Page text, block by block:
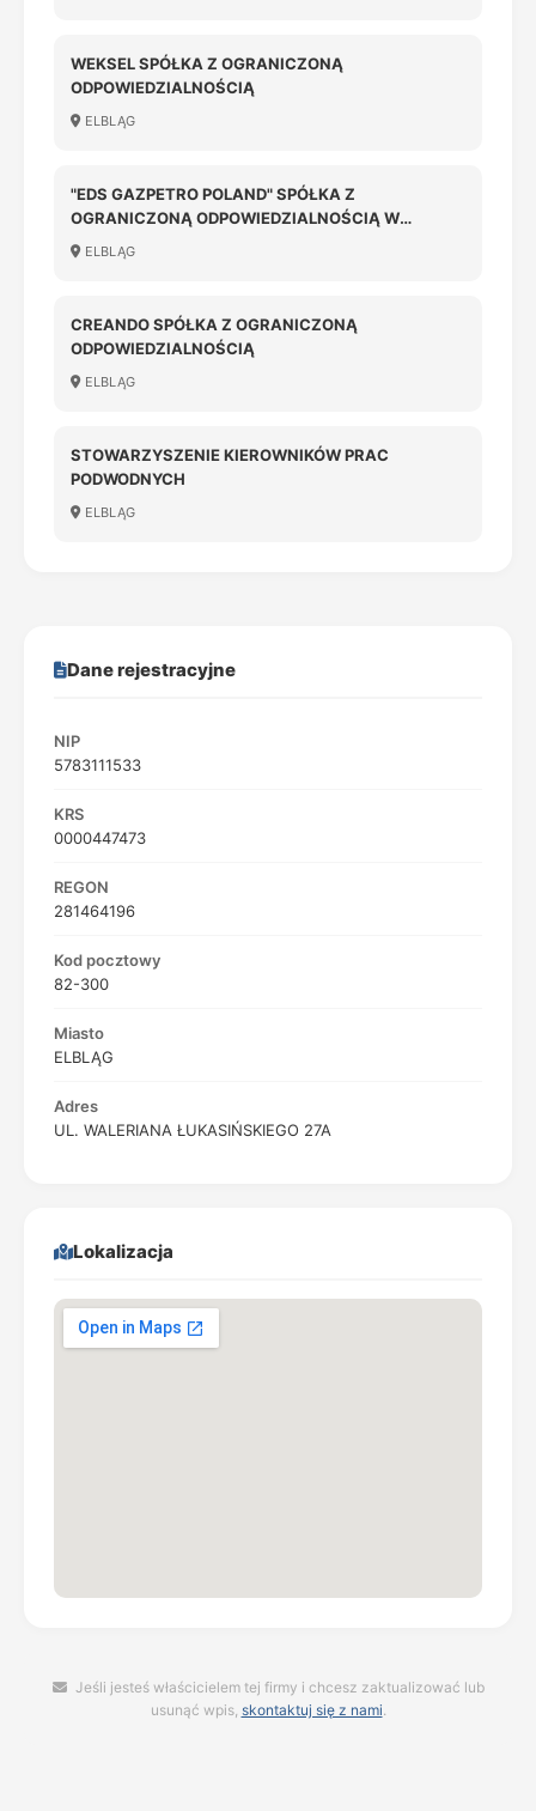
WEKSEL SPÓŁKA Z OGRANICZONĄ
ODPOWIEDZIALNOŚCIĄ
ELBLĄG
"EDS GAZPETRO POLAND" SPÓŁKA Z
OGRANICZONĄ ODPOWIEDZIALNOŚCIĄ W
LIKWIDACJI
ELBLĄG
CREANDO SPÓŁKA Z OGRANICZONĄ
ODPOWIEDZIALNOŚCIĄ
ELBLĄG
STOWARZYSZENIE KIEROWNIKÓW PRAC
PODWODNYCH
ELBLĄG
Dane rejestracyjne
NIP
5783111533
KRS
0000447473
REGON
281464196
Kod pocztowy
82-300
Miasto
ELBLĄG
Adres
UL. WALERIANA ŁUKASIŃSKIEGO 27A
Lokalizacja
Jeśli jesteś właścicielem tej firmy i chcesz zaktualizować lub
usunąć wpis, skontaktuj się z nami.